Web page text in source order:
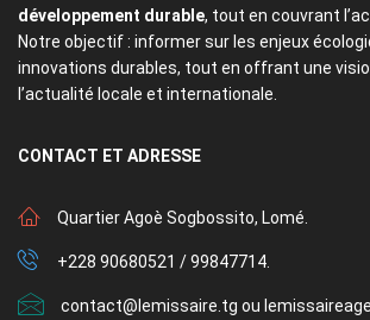
développement durable, tout en couvrant
Notre objectif : informer sur les enjeux
innovations durables, tout en offrant une
l’actualité locale et internationale.
CONTACT ET ADRESSE
Quartier Agoè Sogbossito, Lomé.
+228 90680521 / 99847714.
contact@lemissaire.tg ou